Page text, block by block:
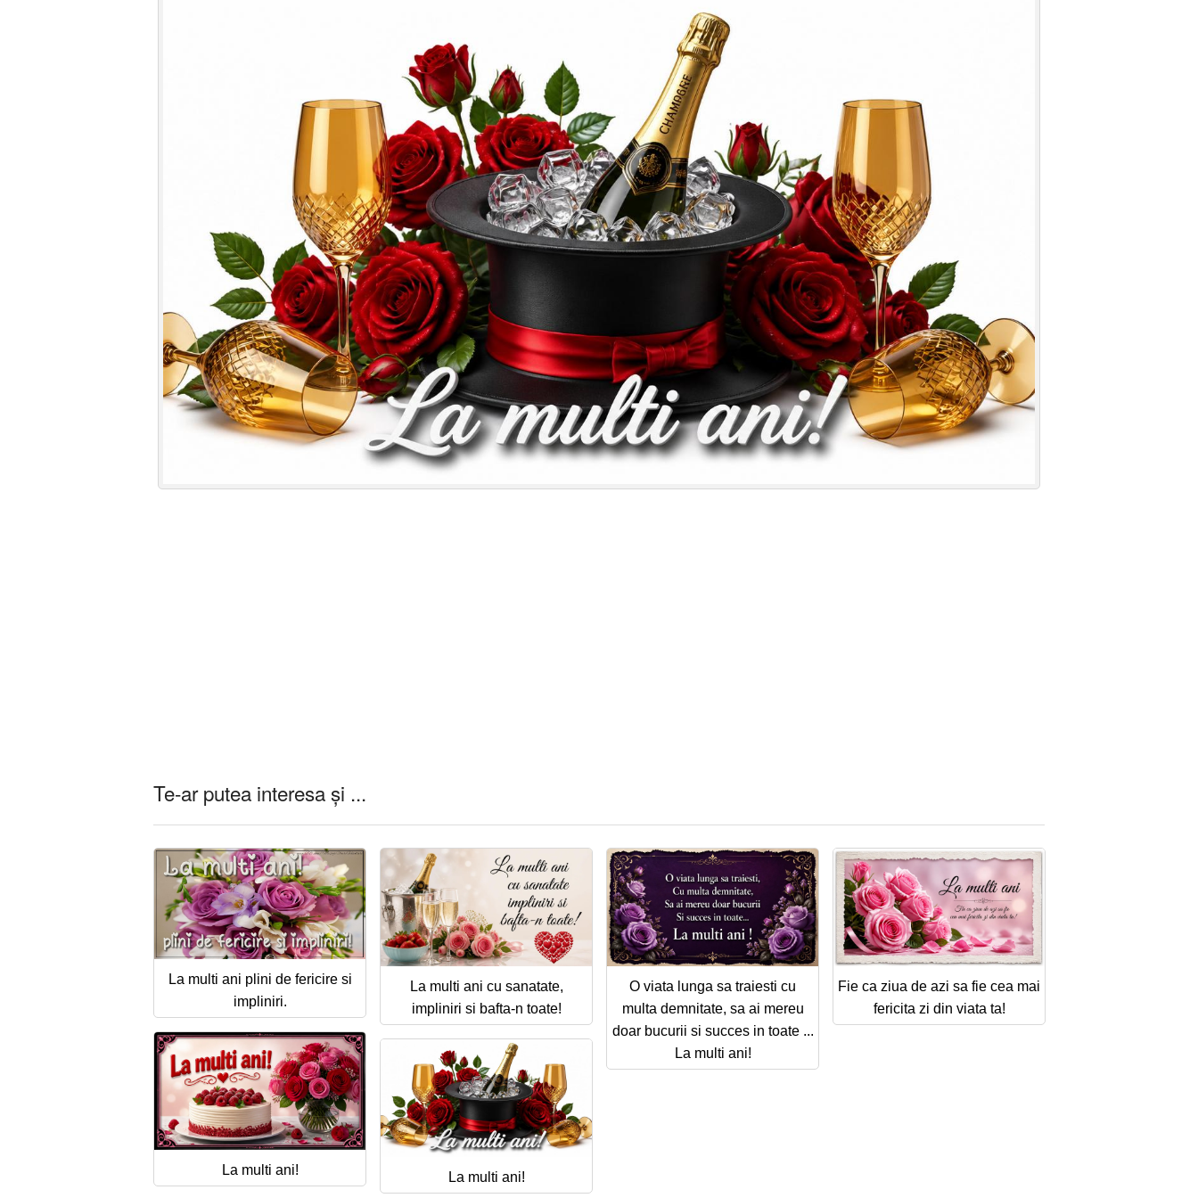
Te-ar putea interesa și ...
La multi ani plini de fericire si
impliniri.
La multi ani cu sanatate,
impliniri si bafta-n toate!
O viata lunga sa traiesti cu
multa demnitate, sa ai mereu
doar bucurii si succes in toate ...
La multi ani!
Fie ca ziua de azi sa fie cea mai
fericita zi din viata ta!
La multi ani! La multi ani!